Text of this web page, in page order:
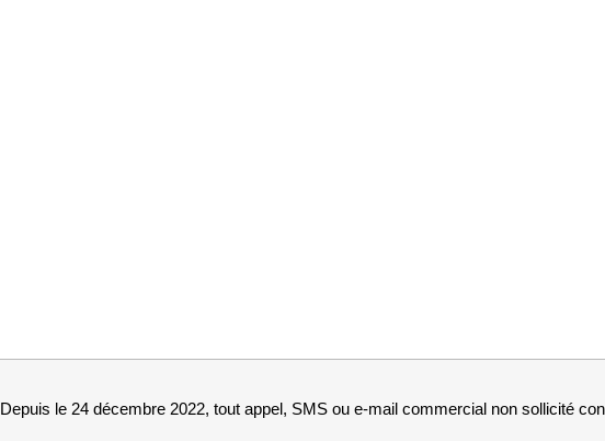
Depuis le 24 décembre 2022, tout appel, SMS ou e-mail commercial non sollicité